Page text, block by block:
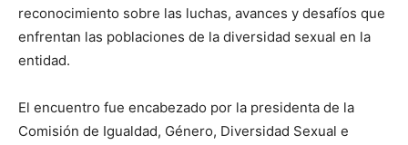
reconocimiento sobre las luchas, avances y desafíos que
enfrentan las poblaciones de la diversidad sexual en la
entidad.
El encuentro fue encabezado por la presidenta de la
Comisión de Igualdad, Género, Diversidad Sexual e